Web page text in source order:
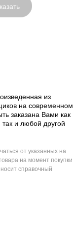
из
на современном
заказана Вами как
и любой другой
от указанных на
на момент покупки
справочный